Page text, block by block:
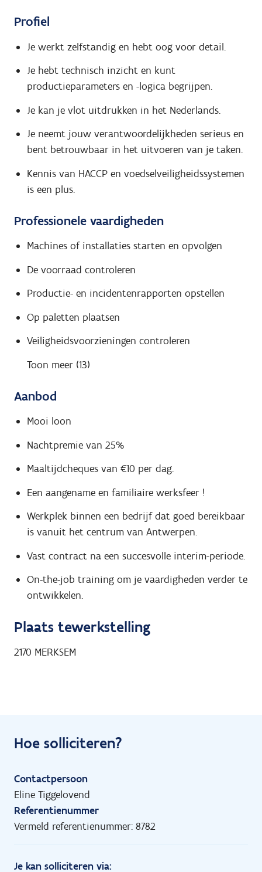
Profiel
Je werkt zelfstandig en hebt oog voor detail.
Je hebt technisch inzicht en kunt
productieparameters en -logica begrijpen.
Je kan je vlot uitdrukken in het Nederlands.
Je neemt jouw verantwoordelijkheden serieus en
bent betrouwbaar in het uitvoeren van je taken.
Kennis van HACCP en voedselveiligheidssystemen
is een plus.
Professionele vaardigheden
Machines of installaties starten en opvolgen
De voorraad controleren
Productie- en incidentenrapporten opstellen
Op paletten plaatsen
Veiligheidsvoorzieningen controleren
Toon meer (13)
Aanbod
Mooi loon
Nachtpremie van 25%
Maaltijdcheques van €10 per dag.
Een aangename en familiaire werksfeer !
Werkplek binnen een bedrijf dat goed bereikbaar
is vanuit het centrum van Antwerpen.
Vast contract na een succesvolle interim-periode.
On-the-job training om je vaardigheden verder te
ontwikkelen.
Plaats tewerkstelling
2170 MERKSEM
Hoe solliciteren?
Contactpersoon
Eline Tiggelovend
Referentienummer
Vermeld referentienummer: 8782
Je kan solliciteren via: